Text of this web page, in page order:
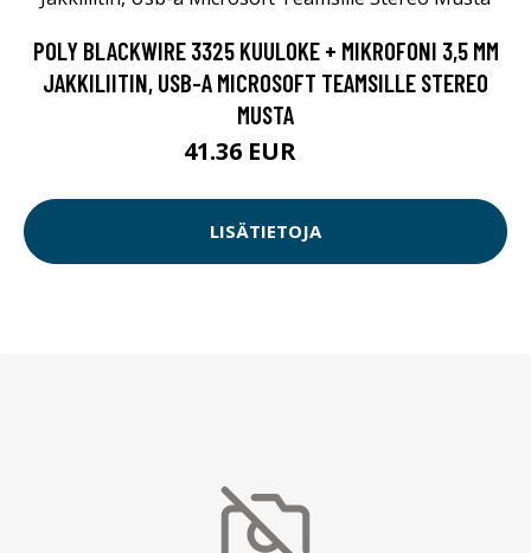
POLY BLACKWIRE 3325 KUULOKE + MIKROFONI 3,5 MM
JAKKILIITIN, USB-A MICROSOFT TEAMSILLE STEREO
MUSTA
41.36 EUR
LISÄTIETOJA